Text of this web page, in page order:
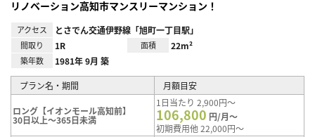
リノベーション高知市マンスリーマンション！
アクセス とさでん交通伊野線「旭町一丁目駅」
間取り 1R 面積 22m²
築年数 1981年 9月 築
プラン名・期間 月額目安
ロング【イオンモール高知前】
30日以上～365日未満
1日当たり 2,900円～
106,800 円/月～
初期費用他 22,000円～